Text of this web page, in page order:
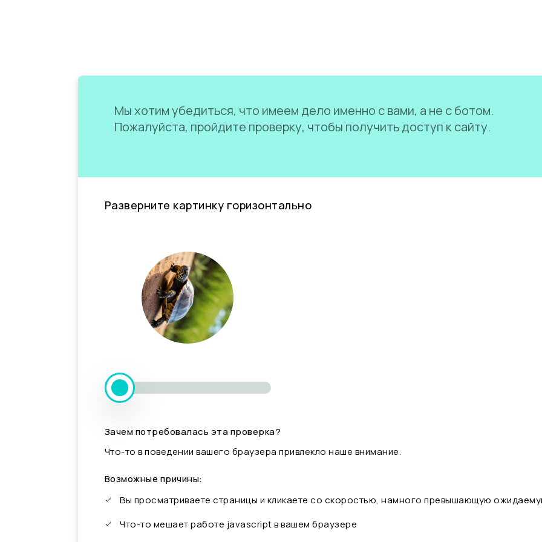
Мы хотим убедиться, что имеем дело именно с вами, а не с ботом.
Пожалуйста, пройдите проверку, чтобы получить доступ к сайту.
Разверните картинку горизонтально
Зачем потребовалась эта проверка?
Что-то в поведении вашего браузера привлекло наше внимание.
Возможные причины:
Вы просматриваете страницы и кликаете со скоростью, намного превышающую
Что-то мешает работе javascript в вашем браузере